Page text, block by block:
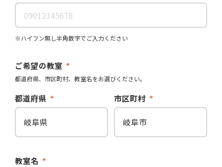
※ハイフン無し半角数字でご入力ください
ご希望の教室
都道府県、市区町村、教室名をお選びください。
都道府県 市区町村
教室名